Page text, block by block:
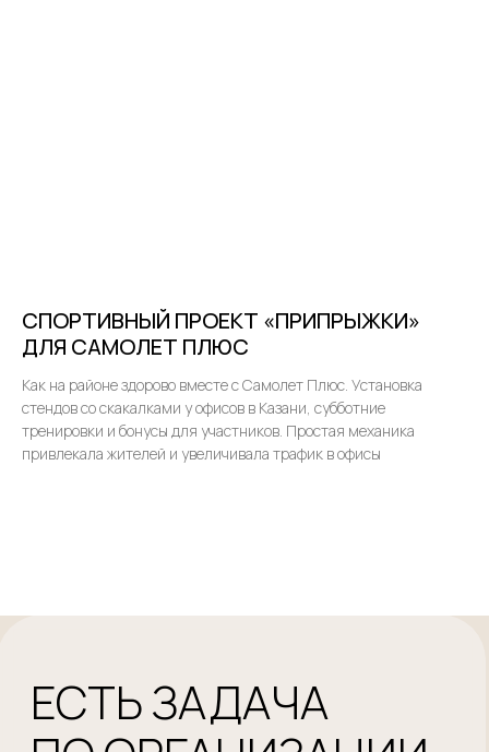
СПОРТИВНЫЙ ПРОЕКТ «ПРИПРЫЖКИ»
ДЛЯ САМОЛЕТ ПЛЮС
Как на районе здорово вместе с Самолет Плюс. Установка
стендов со скакалками у офисов в Казани, субботние
тренировки и бонусы для участников. Простая механика
привлекала жителей и увеличивала трафик в офисы